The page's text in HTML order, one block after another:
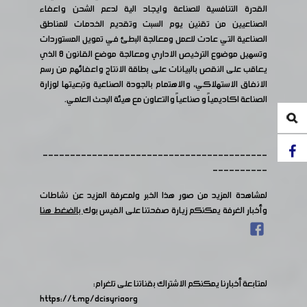
القدرة التنافسية للصناعة وايجاد الية لدعم الشحن واعفاء
الصناعيين من تقنين يوم السبت وتقديم الخدمات للمناطق
الصناعية التي عادت للعمل ومعالجة البطئ في تمويل المستوردات
وتسهيل موضوع الترخيص الاداري ومعالجة موضع القانون ٨ الذي
يعاقب على النقص بالبيانات على بطاقة الانتاج واعفائهم من رسم
الانفاق الاستهلاكي، والاهتمام بالجودة الصناعية وتبعيتها لوزارة
الصناعة اكاديمياً و صناعياً والتعاون مع هيئة البحث العلمي.
-----------------------------------------
----------
لمشاهدة المزيد من صور هذا الخبر ولمعرفة المزيد عن نشاطات
وأخبار الغرفة يمكنكم زيارة صفحتنا على الفيس بوكبالضغط هنا
لمتابعة أخبارنا يمكنكم الاشتراك بقناتنا على تلغرام:
https://t.me/dcisyriaorg